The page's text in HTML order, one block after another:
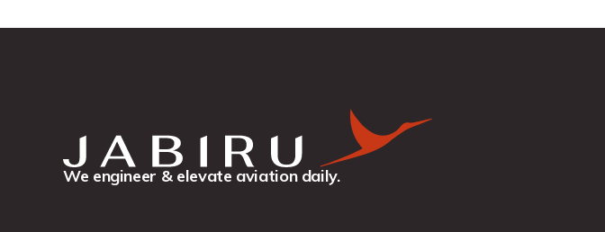
We engineer & elevate aviation daily.